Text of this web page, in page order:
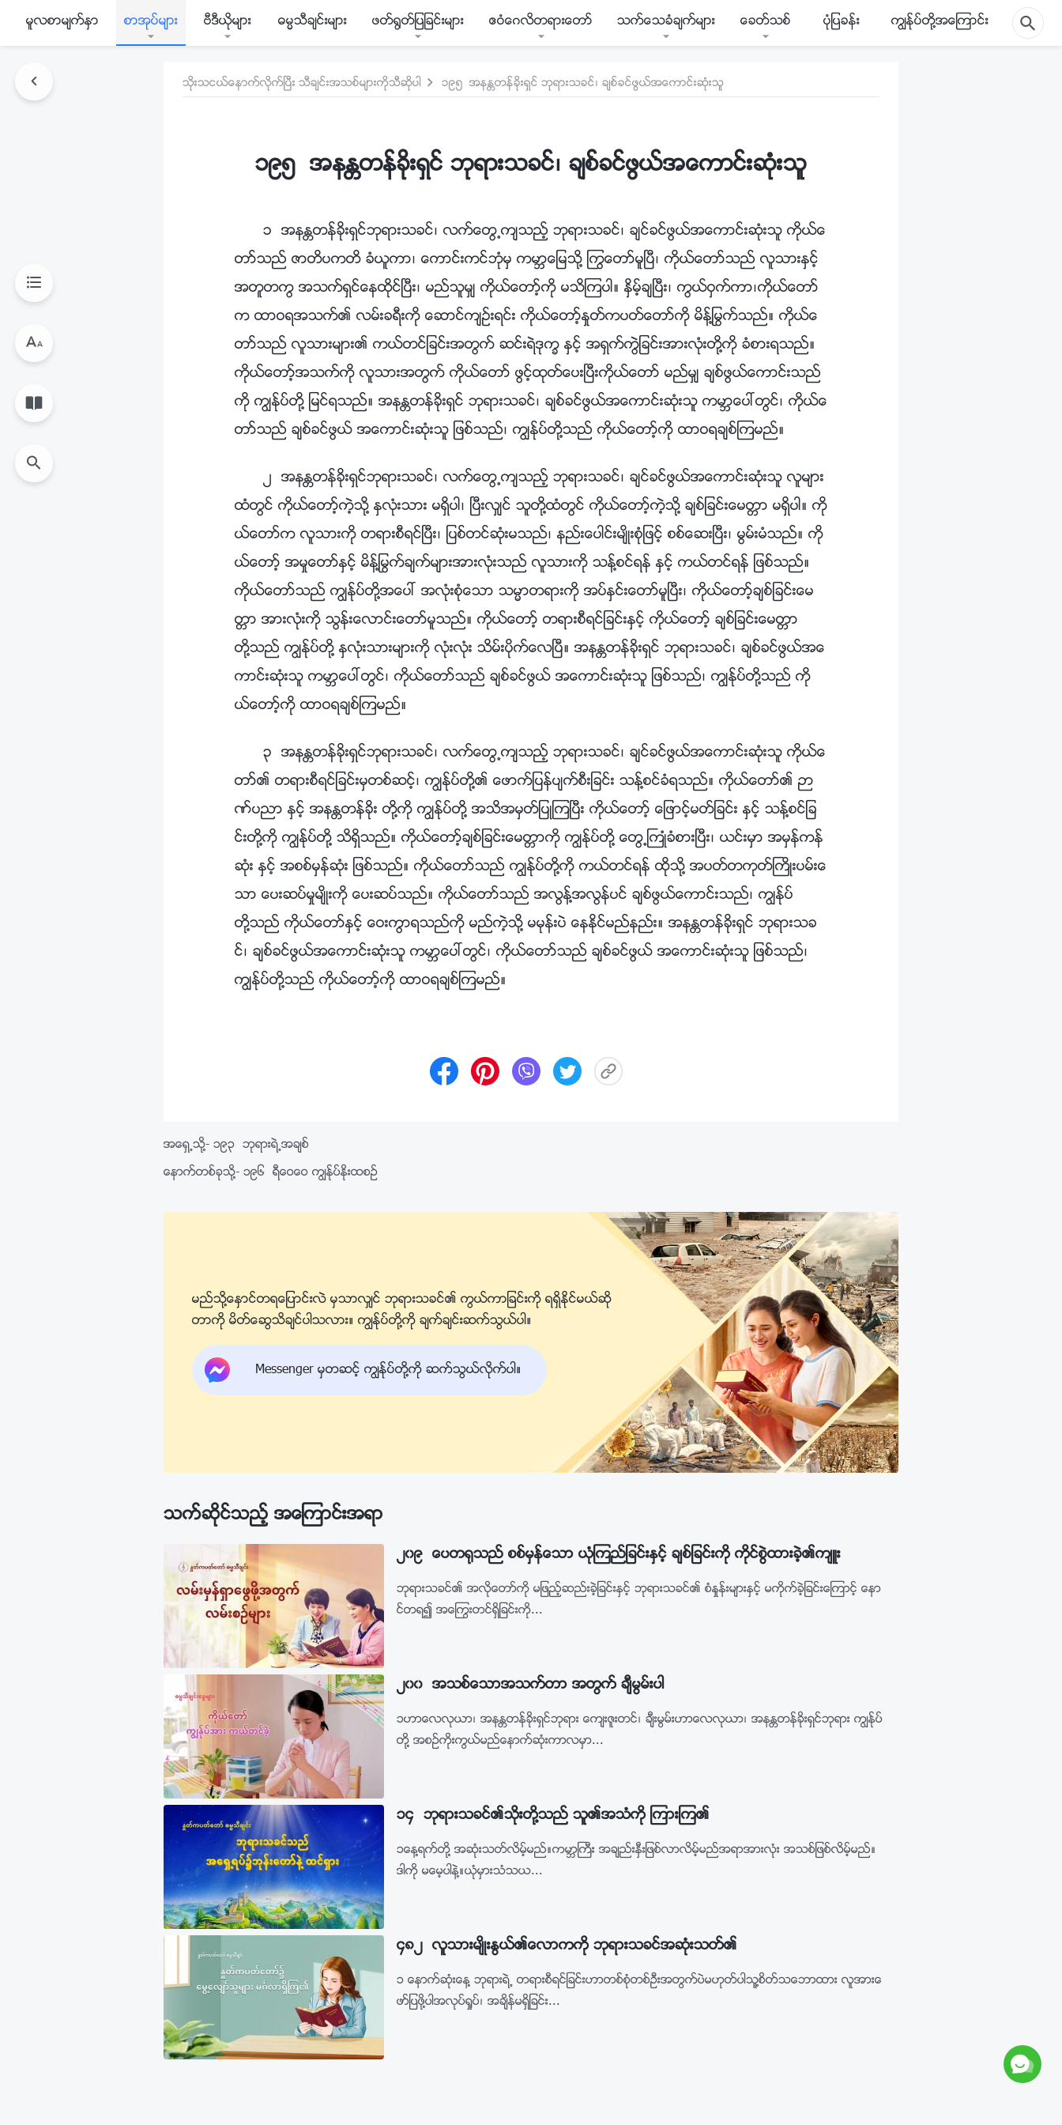
မူလစာမ်က္ႏွာ စာအုပ္မ်ား ဗီဒီယိုမ်ား ဓမၼသီခ်င္းမ်ား ဖတ္႐ြတ္ျပျခင္းမ်ား ဧဝံေဂလိတရားေတာ္ သက္ေသခံခ်က္မ်ား ေခတ္သစ္ ပုံျပခန္း ကြၽန္ုပ္တို႔အေၾကာင္း
သိုးသငယ္ေနာက္လိုက္ၿပီး သီခ်င္းအသစ္မ်ားကိုသီဆိုပါ ၁၉၅ အနႏၲတန္ခိုးရွင္ ဘုရားသခင္၊ ခ်စ္ခင္ဖြယ္အေကာင္းဆုံးသူ
၁၉၅ အနႏၲတန္ခိုးရွင္ ဘုရားသခင္၊ ခ်စ္ခင္ဖြယ္အေကာင္းဆုံးသူ
၁ အနႏၲတန္ခိုးရွင္ဘုရားသခင္၊ လက္ေတြ႕က်သည့္ ဘုရားသခင္၊ ခ်င္ခင္ဖြယ္အေကာင္းဆုံးသူ ကိုယ္ေ
တာ္သည္ ဇာတိပကတိ ခံယူကာ၊ ေကာင္းကင္ဘုံမွ ကမာၻေျမသို႔ ႂကြေတာ္မူၿပီ၊ ကိုယ္ေတာ္သည္ လူသားႏွင့္
အတူတကြ အသက္ရွင္ေနထိုင္ၿပီး၊ မည္သူမွ် ကိုယ္ေတာ့္ကို မသိၾကပါ။ ႏွိမ့္ခ်ၿပီး၊ ကြယ္ဝွက္ကာ၊ကိုယ္ေတာ္
က ထာဝရအသက္၏ လမ္းခရီးကို ေဆာင္က်ဥ္းရင္း ကိုယ္ေတာ့္ႏႈတ္ကပတ္ေတာ္ကို မိန္႔ႁမြက္သည္။ ကိုယ္ေ
တာ္သည္ လူသားမ်ား၏ ကယ္တင္ျခင္းအတြက္ ဆင္းရဲဒုကၡ ႏွင့္ အရွက္ကြဲျခင္းအားလုံးတို႔ကို ခံစားရသည္။
ကိုယ္ေတာ့္အသက္ကို လူသားအတြက္ ကိုယ္ေတာ္ ဖြင့္ထုတ္ေပးၿပီးကိုယ္ေတာ္ မည္မွ် ခ်စ္ဖြယ္ေကာင္းသည္
ကို ကြၽန္ုပ္တို႔ ျမင္ရသည္။ အနႏၲတန္ခိုးရွင္ ဘုရားသခင္၊ ခ်စ္ခင္ဖြယ္အေကာင္းဆုံးသူ ကမာၻေပၚတြင္၊ ကိုယ္ေ
တာ္သည္ ခ်စ္ခင္ဖြယ္ အေကာင္းဆုံးသူ ျဖစ္သည္၊ ကြၽန္ုပ္တို႔သည္ ကိုယ္ေတာ့္ကို ထာဝရခ်စ္ၾကမည္။
၂ အနႏၲတန္ခိုးရွင္ဘုရားသခင္၊ လက္ေတြ႕က်သည့္ ဘုရားသခင္၊ ခ်င္ခင္ဖြယ္အေကာင္းဆုံးသူ လူမ်ား
ထံတြင္ ကိုယ္ေတာ့္ကဲ့သို႔ ႏွလုံးသား မရွိပါ၊ ၿပီးလွ်င္ သူတို႔ထံတြင္ ကိုယ္ေတာ့္ကဲ့သို႔ ခ်စ္ျခင္းေမတၱာ မရွိပါ။ ကို
ယ္ေတာ္က လူသားကို တရားစီရင္ၿပီး၊ ျပစ္တင္ဆုံးမသည္၊ နည္းေပါင္းမ်ိဳးစုံျဖင့္ စစ္ေဆးၿပီး၊ မြမ္းမံသည္။ ကို
ယ္ေတာ့္ အမႈေတာ္ႏွင့္ မိန္႔ႁမြက္ခ်က္မ်ားအားလုံးသည္ လူသားကို သန္႔စင္ရန္ ႏွင့္ ကယ္တင္ရန္ ျဖစ္သည္။
ကိုယ္ေတာ္သည္ ကြၽန္ုပ္တို႔အေပၚ အလုံးစုံေသာ သမၼာတရားကို အပ္ႏွင္းေတာ္မူၿပီး၊ ကိုယ္ေတာ့္ခ်စ္ျခင္းေမ
တၱာ အားလုံးကို သြန္းေလာင္းေတာ္မူသည္။ ကိုယ္ေတာ့္ တရားစီရင္ျခင္းႏွင့္ ကိုယ္ေတာ့္ ခ်စ္ျခင္းေမတၱာ
တို႔သည္ ကြၽန္ုပ္တို႔ ႏွလုံးသားမ်ားကို လုံးလုံး သိမ္းပိုက္ေလၿပီ။ အနႏၲတန္ခိုးရွင္ ဘုရားသခင္၊ ခ်စ္ခင္ဖြယ္အေ
ကာင္းဆုံးသူ ကမာၻေပၚတြင္၊ ကိုယ္ေတာ္သည္ ခ်စ္ခင္ဖြယ္ အေကာင္းဆုံးသူ ျဖစ္သည္၊ ကြၽန္ုပ္တို႔သည္ ကို
ယ္ေတာ့္ကို ထာဝရခ်စ္ၾကမည္။
၃ အနႏၲတန္ခိုးရွင္ဘုရားသခင္၊ လက္ေတြ႕က်သည့္ ဘုရားသခင္၊ ခ်င္ခင္ဖြယ္အေကာင္းဆုံးသူ ကိုယ္ေ
တာ္၏ တရားစီရင္ျခင္းမွတစ္ဆင့္၊ ကြၽန္ုပ္တို႔၏ ေဖာက္ျပန္ပ်က္စီးျခင္း သန္႔စင္ခံရသည္။ ကိုယ္ေတာ္၏ ဉာ
ဏ္ပညာ ႏွင့္ အနႏၲတန္ခိုး တို႔ကို ကြၽန္ုပ္တို႔ အသိအမွတ္ျပဳၾကၿပီး ကိုယ္ေတာ့္ ေျဖာင့္မတ္ျခင္း ႏွင့္ သန္႔စင္ျခ
င္းတို႔ကို ကြၽန္ုပ္တို႔ သိရွိသည္။ ကိုယ္ေတာ့္ခ်စ္ျခင္းေမတၱာကို ကြၽန္ုပ္တို႔ ေတြ႕ႀကဳံခံစားၿပီး၊ ယင္းမွာ အမွန္ကန္
ဆုံး ႏွင့္ အစစ္မွန္ဆုံး ျဖစ္သည္။ ကိုယ္ေတာ္သည္ ကြၽန္ုပ္တို႔ကို ကယ္တင္ရန္ ထိုသို႔ အပတ္တကုတ္ႀကိဳးပမ္းေ
သာ ေပးဆပ္မႈမ်ိဳးကို ေပးဆပ္သည္။ ကိုယ္ေတာ္သည္ အလြန္႔အလြန္ပင္ ခ်စ္ဖြယ္ေကာင္းသည္၊ ကြၽန္ုပ္
တို႔သည္ ကိုယ္ေတာ္ႏွင့္ ေဝးကြာရသည္ကို မည္ကဲ့သို႔ မမုန္းပဲ ေနႏိုင္မည္နည္း။ အနႏၲတန္ခိုးရွင္ ဘုရားသခ
င္၊ ခ်စ္ခင္ဖြယ္အေကာင္းဆုံးသူ ကမာၻေပၚတြင္၊ ကိုယ္ေတာ္သည္ ခ်စ္ခင္ဖြယ္ အေကာင္းဆုံးသူ ျဖစ္သည္၊
ကြၽန္ုပ္တို႔သည္ ကိုယ္ေတာ့္ကို ထာဝရခ်စ္ၾကမည္။
အေရွ႕သို႔- ၁၉၃ ဘုရားရဲ႕အခ်စ္
ေနာက္တစ္ခုသို႔- ၁၉၆ ရီေဝေဝ ကြၽန္ုပ္ႏိုးထစဥ္
မည္သို႔ေႏွာင္တရေျပာင္းလဲ မွသာလွ်င္ ဘုရားသခင္၏ ကြယ္ကာျခင္းကို ရရွိႏိုင္မယ္ဆို
တာကို မိတ္ေဆြသိခ်င္ပါသလား။ ကြၽန္ုပ္တို႔ကို ခ်က္ခ်င္းဆက္သြယ္ပါ။
Messenger မွတဆင့္ ကြၽန္ုပ္တို႔ကို ဆက္သြယ္လိုက္ပါ။
သက္ဆိုင္သည့္ အေၾကာင္းအရာ
၂၀၉ ေပတ႐ုသည္ စစ္မွန္ေသာ ယုံၾကည္ျခင္းႏွင့္ ခ်စ္ျခင္းကို ကိုင္စြဲထားခဲ့၏က်ဴး
ဘုရားသခင္၏ အလိုေတာ္ကို မျဖည့္ဆည္းခဲ့ျခင္းႏွင့္ ဘုရားသခင္၏ စံႏႈန္းမ်ားႏွင့္ မကိုက္ခဲ့ျခင္းေၾကာင့္ ေနာ
င္တရ၍ အေႂကြးတင္ရွိျခင္းကို...
၂၀၀ အသစ္ေသာအသက္တာ အတြက္ ခ်ီမြမ္းပါ
၁ဟာေလလုယာ၊ အနႏၲတန္ခိုးရွင္ဘုရား ေက်းဇူးတင္၊ ခ်ီးမြမ္းဟာေလလုယာ၊ အနႏၲတန္ခိုးရွင္ဘုရား ကြၽန္ုပ္
တို႔ အစဥ္ကိုးကြယ္မည္ေနာက္ဆုံးကာလမွာ...
၁၄ ဘုရားသခင္၏သိုးတို႔သည္ သူ၏အသံကို ၾကားၾက၏
၁ေန႔ရက္တို႔ အဆုံးသတ္လိမ့္မည္။ကမာၻႀကီး အခ်ည္းႏွီးျဖစ္လာလိမ့္မည္အရာအားလုံး အသစ္ျဖစ္လိမ့္မည္။
ဒါကို မေမ့ပါနဲ႔။ယုံမွားသံသယ...
၄၈၂ လူသားမ်ိဳးႏြယ္၏ေလာကကို ဘုရားသခင္အဆုံးသတ္၏
၁ ေနာက္ဆုံးေန႔ ဘုရားရဲ႕ တရားစီရင္ျခင္းဟာတစ္စုံတစ္‌ဦးအတြက္ပဲမဟုတ္ပါသူ႔စိတ္သေဘာထား လူအားေ
ဖာ္ျပဖို႔ပါအလုပ္ရႈပ္၊ အခ်ိန္မရွိျခင္း...